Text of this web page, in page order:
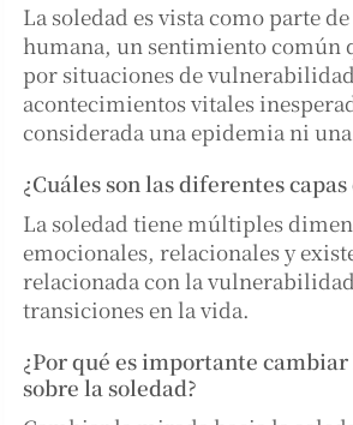
La soledad es vista como parte
humana, un sentimiento común
por situaciones de
acontecimientos vitales
considerada una epidemia ni
¿Cuáles son las diferentes
La soledad tiene múltiples
emocionales, relacionales y
relacionada con la
transiciones en la vida.
¿Por qué es importante
sobre la soledad?